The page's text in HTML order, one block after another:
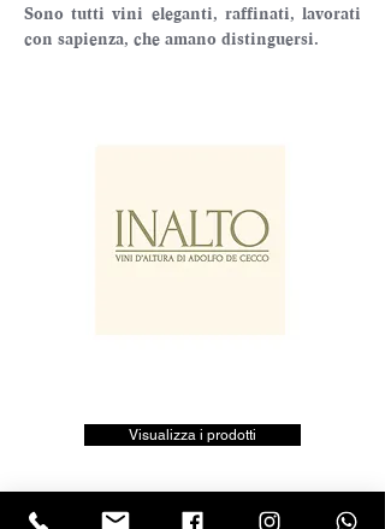
Sono tutti vini eleganti, raffinati, lavorati
con sapienza, che amano distinguersi.
Visualizza i prodotti